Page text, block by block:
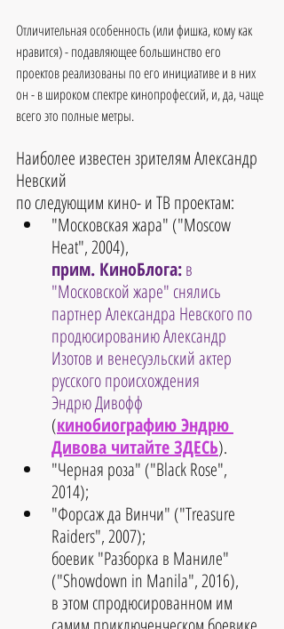
Отличительная особенность (или фишка, кому как
нравится) - подавляющее большинство его
проектов реализованы по его инициативе и в них
он - в широком спектре кинопрофессий, и, да, чаще
всего это полные метры.
Наиболее известен зрителям Александр
Невский
по следующим кино- и ТВ проектам:
"Московская жара" ("Moscow
Heat", 2004),
прим. КиноБлога: в
"Московской жаре" снялись
партнер Александра Невского по
продюсированию Александр
Изотов и венесуэльский актер
русского происхождения
Эндрю Дивофф
(кинобиографию Эндрю
Дивова читайте ЗДЕСЬ).
"Черная роза" ("Black Rose",
2014);
"Форсаж да Винчи" ("Treasure
Raiders", 2007);
боевик "Разборка в Маниле"
("Showdown in Manila", 2016),
в этом спродюсированном им